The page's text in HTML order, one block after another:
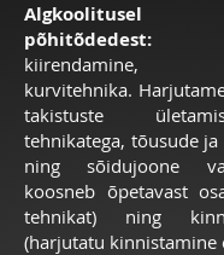
Algkoolitusel
põhitõdedest:
kiirendamine,
kurvitehnika.
takistuste
tehnikatega, tõusude
ning sõidujoone
koosneb õpetavast
tehnikat) ning
(harjutatu kinnistamine